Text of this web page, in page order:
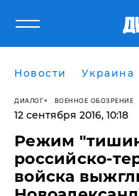
Новости Украина
ДИАЛОГ ВОЕННОЕ ОБОЗРЕНИЕ
12 сентября 2016, 10:18
Режим
российско-
войска